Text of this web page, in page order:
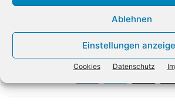
Ablehnen
Einstellungen
Cookies Datenschutz
anderswo eingeführten Dienst auch
bringen“, so Timo Schutt, Fachanwalt